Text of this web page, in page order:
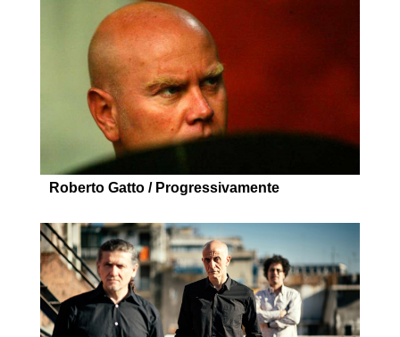
Roberto Gatto / Progressivamente